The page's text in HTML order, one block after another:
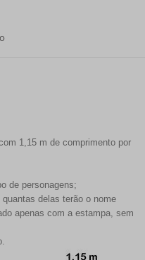
1,15 m de comprimento por
de personagens;
delas terão o nome
apenas com a estampa, sem